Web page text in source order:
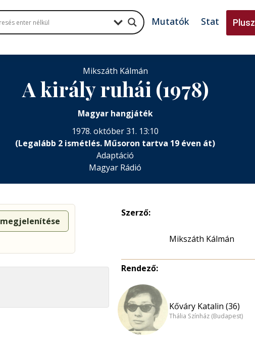
Mutatók Stat Plusz
Mikszáth Kálmán
A király ruhái (1978)
Magyar hangjáték
1978. október 31. 13:10
(Legalább 2 ismétlés. Műsoron tartva 19 éven át)
Adaptáció
Magyar Rádió
Szerző:
Mikszáth Kálmán
Rendező:
Kőváry Katalin (36)
Thália Színház (Budapest)